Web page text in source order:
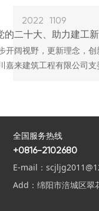
的二十大、助力建
开阔视野，更新理念，
嘉来建筑工程有限公司
2022 1109
全国服务热线
+0816-2102680
E-mail：
Add：绵阳市涪城区翠